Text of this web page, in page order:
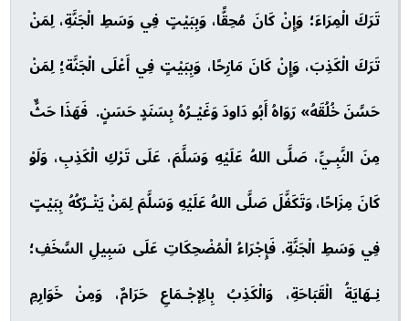
تَرَكَ الْمِرَاءَ؛ وَإِنْ كَانَ مُحِقًّا، وَبِبَيْتٍ فِي وَسَطِ الْجَنَّةِ، لِمَنْ
تَرَكَ الْكَذِبَ، وَإِنْ كَانَ مَازِحًا، وَبِبَيْتٍ فِي أَعْلَى الْجَنَّة؛ِ لِمَنْ
حَسَّنَ خُلُقَهُ» رَوَاهُ أَبُو دَاودَ وَغَيْـرُهُ بِسَنَدٍ حَسَنٍ. فَهَذَا حَثٌّ
مِنَ النَّبِـيِّ، صَلَّى اللهُ عَلَيْهِ وَسَلَّمَ، عَلَى تَرْكِ الْكَذِبِ، وَلَوْ
كَانَ مِزَاحًا، وَتَكَفَّلَ صَلَّى اللهُ عَلَيْهِ وَسَلَّمَ لِمَنْ يَتْـرُكُهُ بِبَيْتٍ
فِي وَسَطِ الْجَنَّةِ. فَإِجْرَاءُ الْمُضْحِكَاتِ عَلَى سَبِيلِ السَّخَفِ؛
نِـهَايَةُ الْقَبَاحَةِ، وَالْكَذِبُ بِالِإجْـمَاعِ حَرَامٌ، وَمِنْ خَوَارِمِ